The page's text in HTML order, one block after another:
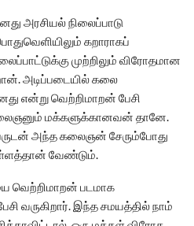
அரசியல் நிலைப்பாடு
கறாராகப்
முற்றிலும் விரோதமான
அடிப்படையில் கலை
என்று வெற்றிமாறன் பேசி
மக்களுக்கானவன் தானே.
அந்த கலைஞன் சேரும்போது
வேண்டும்.
வெற்றிமாறன் படமாக
வருகிறார். இந்த சமயத்தில் நாம்